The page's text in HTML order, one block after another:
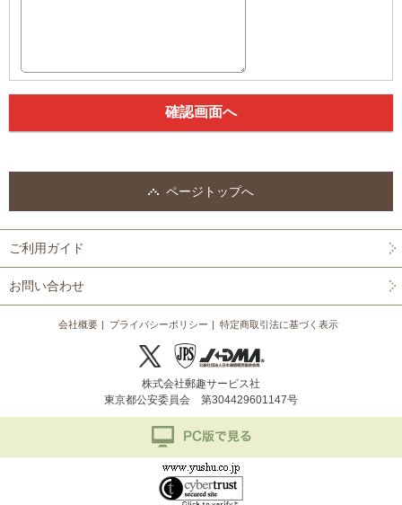
ページトップへ
ご利用ガイド
お問い合わせ
会社概要 プライバシーポリシー 特定商取引法に基づく表示
株式会社郵趣サービス社
東京都公安委員会 第304429601147号